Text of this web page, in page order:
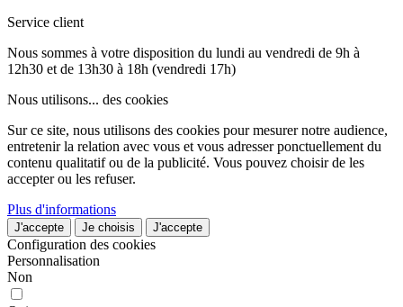
Service client
Nous sommes à votre disposition du lundi au vendredi de 9h à
12h30 et de 13h30 à 18h (vendredi 17h)
Nous utilisons... des cookies
Sur ce site, nous utilisons des cookies pour mesurer notre audience,
entretenir la relation avec vous et vous adresser ponctuellement du
contenu qualitatif ou de la publicité. Vous pouvez choisir de les
accepter ou les refuser.
Plus d'informations
J'accepte Je choisis J'accepte
Configuration des cookies
Personnalisation
Non